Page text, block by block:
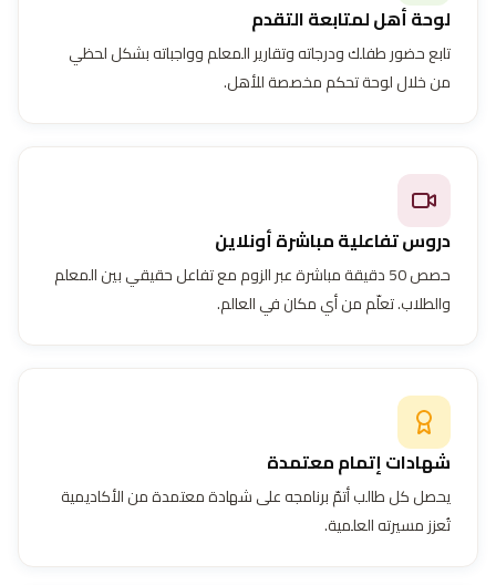
لوحة أهل لمتابعة التقدم
تابع حضور طفلك ودرجاته وتقارير المعلم وواجباته بشكل لحظي
من خلال لوحة تحكم مخصصة للأهل.
دروس تفاعلية مباشرة أونلاين
حصص 50 دقيقة مباشرة عبر الزوم مع تفاعل حقيقي بين المعلم
والطلاب. تعلّم من أي مكان في العالم.
شهادات إتمام معتمدة
يحصل كل طالب أتمّ برنامجه على شهادة معتمدة من الأكاديمية
تُعزز مسيرته العلمية.